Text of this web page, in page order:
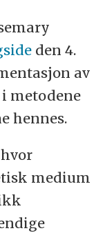
den 4.
av
metodene
hennes.
medium